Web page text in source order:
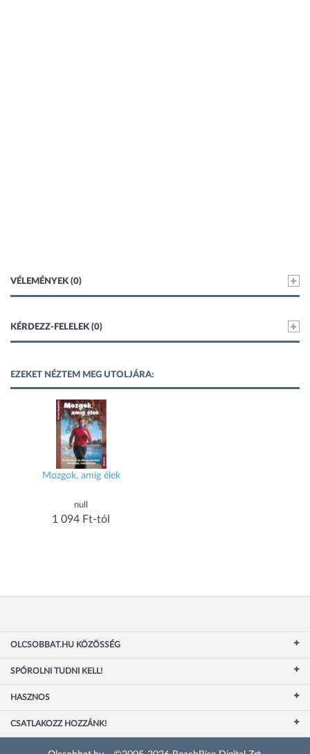
VÉLEMÉNYEK (0)
KÉRDEZZ-FELELEK (0)
EZEKET NÉZTEM MEG UTOLJÁRA:
Mozgok, amíg élek
null
1 094 Ft-tól
OLCSOBBAT.HU KÖZÖSSÉG
SPÓROLNI TUDNI KELL!
HASZNOS
CSATLAKOZZ HOZZÁNK!